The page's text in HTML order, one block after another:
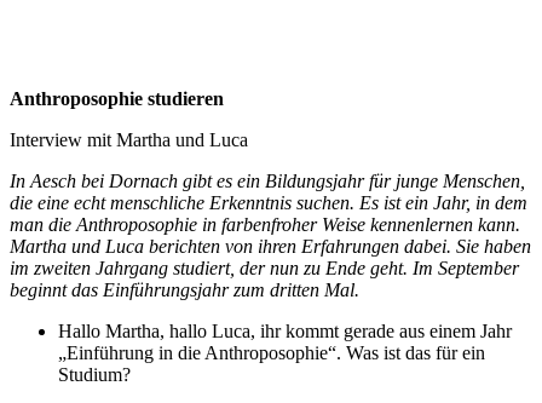
Anthroposophie studieren
Interview mit Martha und Luca
In Aesch bei Dornach gibt es ein Bildungsjahr für junge Menschen,
die eine echt menschliche Erkenntnis suchen. Es ist ein Jahr, in dem
man die Anthroposophie in farbenfroher Weise kennenlernen kann.
Martha und Luca berichten von ihren Erfahrungen dabei. Sie haben
im zweiten Jahrgang studiert, der nun zu Ende geht. Im September
beginnt das Einführungsjahr zum dritten Mal.
Hallo Martha, hallo Luca, ihr kommt gerade aus einem Jahr
„Einführung in die Anthroposophie“. Was ist das für ein
Studium?